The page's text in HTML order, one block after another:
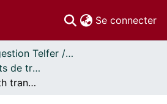
Se connecter
École de gestion Telfer // Telfer School of Management
Telfer - Documents de travail // Telfer - Working Papers
Option pricing with transaction costs and dividends